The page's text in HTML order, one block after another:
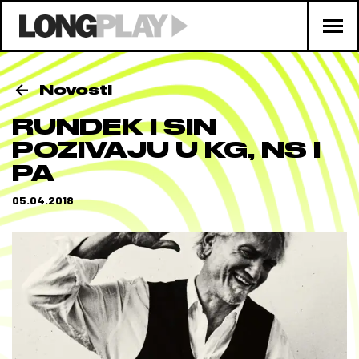
Novosti
RUNDEK I SIN
POZIVAJU U KG, NS I
PA
05.04.2018